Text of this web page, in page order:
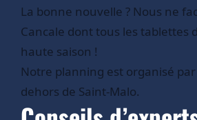
La bonne nouvelle ? Nous ne
Cancale dont tous les
haute saison !
Notre planning est organisé
dehors de Saint-Malo.